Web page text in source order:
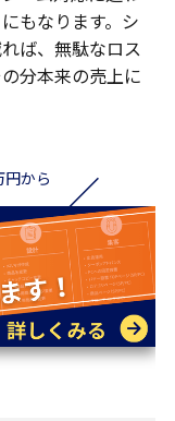
もなります。シ
ば、無駄なロス
分本来の売上に
円から